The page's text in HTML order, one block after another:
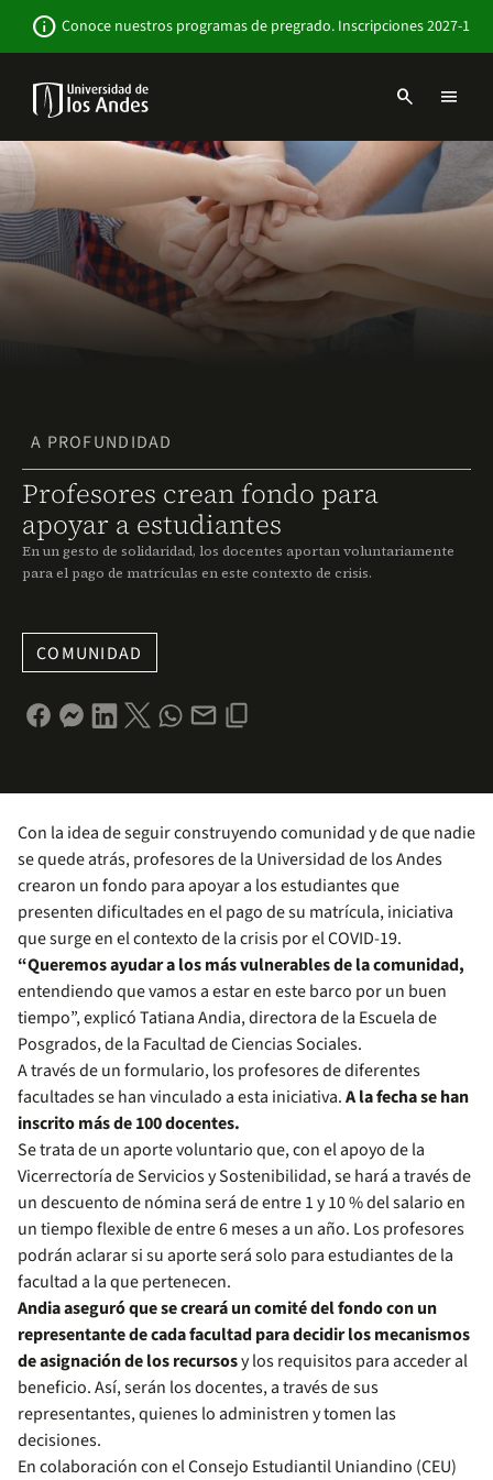
contenido
info Conoce nuestros programas de pregrado. Inscripciones 2027-1
Navbar
-
Sitio
Institucional
search menu
A PROFUNDIDAD
Profesores crean fondo para
apoyar a estudiantes
En un gesto de solidaridad, los docentes aportan voluntariamente
para el pago de matrículas en este contexto de crisis.
COMUNIDAD
Con la idea de seguir construyendo comunidad y de que nadie
se quede atrás, profesores de la Universidad de los Andes
crearon un fondo para apoyar a los estudiantes que
presenten dificultades en el pago de su matrícula, iniciativa
que surge en el contexto de la crisis por el COVID-19.
“Queremos ayudar a los más vulnerables de la comunidad,
entendiendo que vamos a estar en este barco por un buen
tiempo”, explicó Tatiana Andia, directora de la Escuela de
Posgrados, de la Facultad de Ciencias Sociales.
A través de un formulario, los profesores de diferentes
facultades se han vinculado a esta iniciativa.A la fecha se han
inscrito más de 100 docentes.
Se trata de un aporte voluntario que, con el apoyo de la
Vicerrectoría de Servicios y Sostenibilidad, se hará a través de
un descuento de nómina será de entre 1 y 10 % del salario en
un tiempo flexible de entre 6 meses a un año. Los profesores
podrán aclarar si su aporte será solo para estudiantes de la
facultad a la que pertenecen.
Andia aseguró que se creará un comité del fondo con un
representante de cada facultad para decidir los mecanismos
de asignación de los recursosy los requisitos para acceder al
beneficio. Así, serán los docentes, a través de sus
representantes, quienes lo administren y tomen las
decisiones.
En colaboración con el Consejo Estudiantil Uniandino (CEU)